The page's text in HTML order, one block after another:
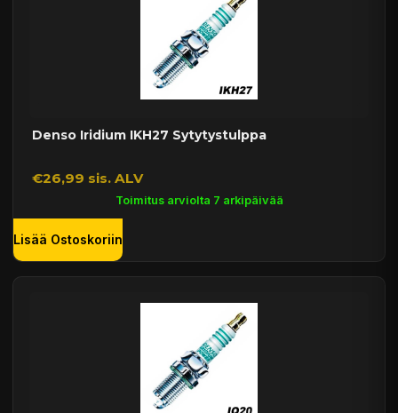
Denso Iridium IKH27 Sytytystulppa
€26,99 sis. ALV
Toimitus arviolta 7 arkipäivää
Lisää Ostoskoriin